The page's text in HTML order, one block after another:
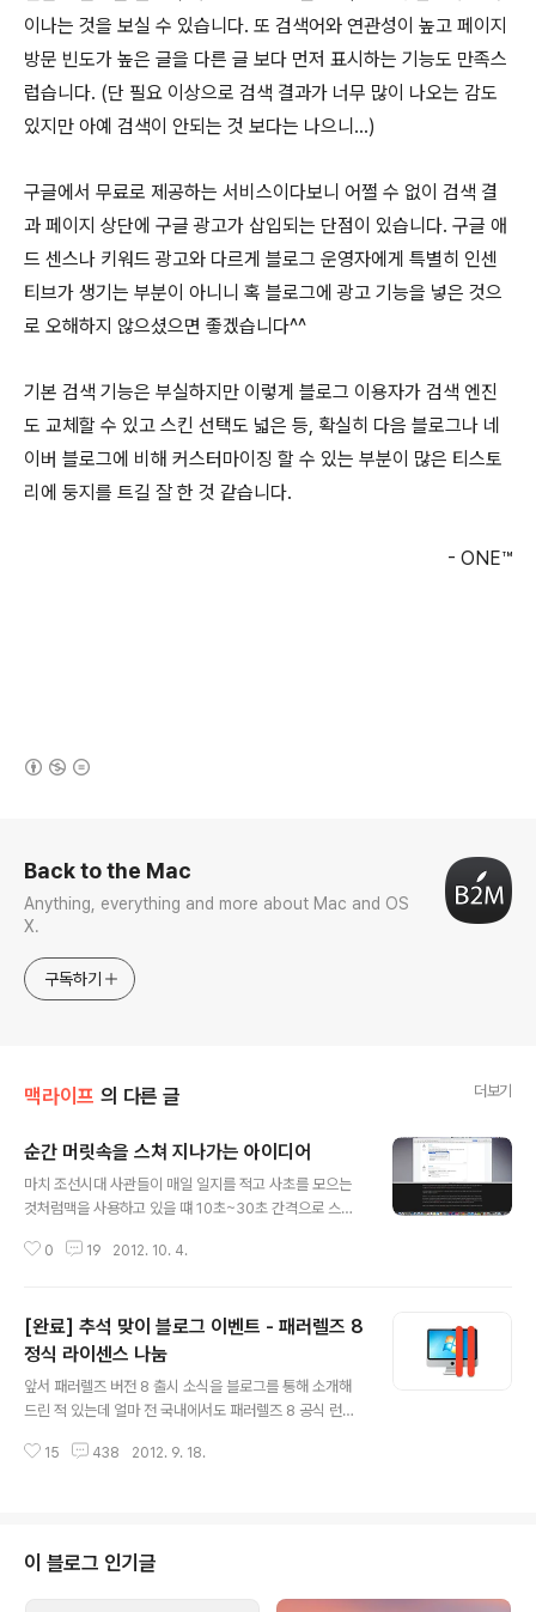
이나는 것을 보실 수 있습니다. 또 검색어와 연관성이 높고 페이지
방문 빈도가 높은 글을 다른 글 보다 먼저 표시하는 기능도 만족스
럽습니다. (단 필요 이상으로 검색 결과가 너무 많이 나오는 감도
있지만 아예 검색이 안되는 것 보다는 나으니...)
구글에서 무료로 제공하는 서비스이다보니 어쩔 수 없이 검색 결
과 페이지 상단에 구글 광고가 삽입되는 단점이 있습니다. 구글 애
드 센스나 키워드 광고와 다르게 블로그 운영자에게 특별히 인센
티브가 생기는 부분이 아니니 혹 블로그에 광고 기능을 넣은 것으
로 오해하지 않으셨으면 좋겠습니다^^
기본 검색 기능은 부실하지만 이렇게 블로그 이용자가 검색 엔진
도 교체할 수 있고 스킨 선택도 넓은 등, 확실히 다음 블로그나 네
이버 블로그에 비해 커스터마이징 할 수 있는 부분이 많은 티스토
리에 둥지를 트길 잘 한 것 같습니다.
- ONE™
Back to the Mac
Anything, everything and more about Mac and OS
X.
구독하기
맥라이프 의 다른 글 더보기
순간 머릿속을 스쳐 지나가는 아이디어
마치 조선시대 사관들이 매일 일지를 적고 사초를 모으는
것처럼맥을 사용하고 있을 떄 10초~30초 간격으로 스크
영상으로 변환해 하드에 차곡차곡 백업해주는 그런 프로그
0 19 2012. 10. 4.
[완료] 추석 맞이 블로그 이벤트 - 패러렐즈 8
정식 라이센스 나눔
앞서 패러렐즈 버전 8 출시 소식을 블로그를 통해 소개해
드린 적 있는데 얼마 전 국내에서도 패러렐즈 8 공식 런칭
요, 패러렐즈 마케팅 선임 이사인 스테판 프레스텔(Stefan
저모를 잘 파악하고 있다고 생각했는데 역시 전문 지식 앞
에서는 꼬리가 슬그머니 내려가더군요^^ 그 동안 패러렐즈
의 유용한 기능들을 제대로 모르고 활용하지 못하고 있었
15 438 2012. 9. 18.
이 블로그 인기글